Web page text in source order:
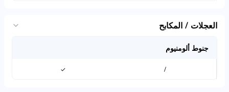
العجلات / المكابح
جنوط ألومنيوم
/
✓